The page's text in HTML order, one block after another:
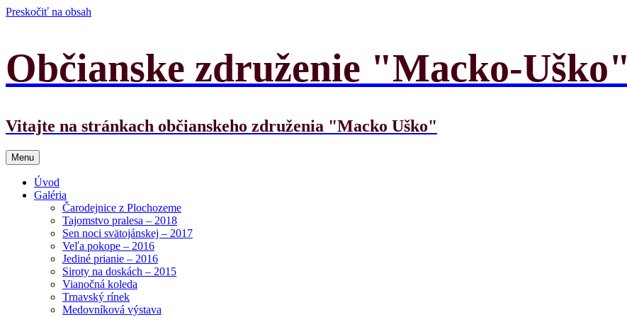
Preskočiť na obsah
Občianske združenie "Macko-Uško"
Vitajte na stránkach občianskeho združenia "Macko Uško"
Menu
Úvod
Galéria
Čarodejnice z Plochozeme
Tajomstvo pralesa – 2018
Sen noci svätojánskej – 2017
Veľa pokope – 2016
Jediné prianie – 2016
Siroty na doskách – 2015
Vianočná koleda
Trnavský rínek
Medovníková výstava